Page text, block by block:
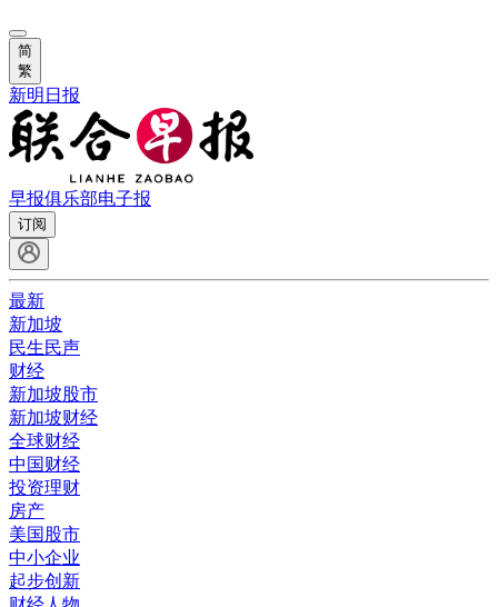
简
繁
新明日报
早报俱乐部电子报
订阅
最新
新加坡
民生民声
财经
新加坡股市
新加坡财经
全球财经
中国财经
投资理财
房产
美国股市
中小企业
起步创新